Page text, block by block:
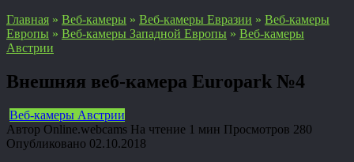
Главная » Веб-камеры » Веб-камеры Евразии » Веб-камеры
Европы » Веб-камеры Западной Европы » Веб-камеры
Австрии
Внешняя веб-камера Europark №4
Веб-камеры Австрии
Автор Online.webcams На чтение 1 мин Просмотров 280
Опубликовано 02.10.2018